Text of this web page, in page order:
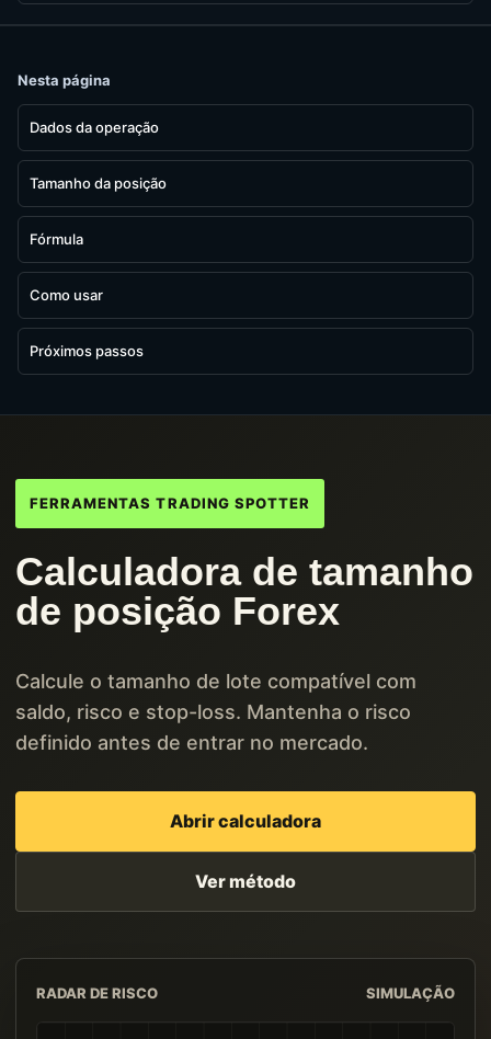
Nesta página
Dados da operação
Tamanho da posição
Fórmula
Como usar
Próximos passos
FERRAMENTAS TRADING SPOTTER
Calculadora de tamanho
de posição Forex
Calcule o tamanho de lote compatível com
saldo, risco e stop-loss. Mantenha o risco
definido antes de entrar no mercado.
Abrir calculadora
Ver método
RADAR DE RISCO SIMULAÇÃO